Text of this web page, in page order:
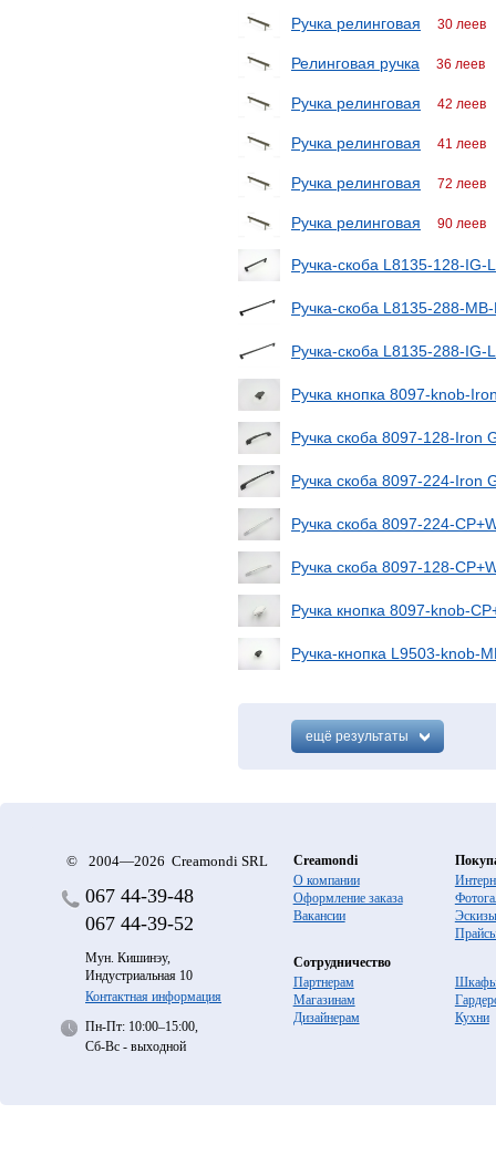
Ручка релинговая
30 леев
Релинговая ручка 36 леев
Ручка релинговая 42 леев
Ручка релинговая 41 леев
Ручка релинговая 72 леев
Ручка релинговая 90 леев
Ручка-скоба L8135-128-IG-
Ручка-скоба L8135-288-
Ручка-скоба L8135-288-IG-
Ручка кнопка 8097-knob-
Ручка скоба 8097-128-Iron
Ручка скоба 8097-224-Iron
Ручка скоба 8097-224-
Ручка скоба 8097-128-
Ручка кнопка 8097-knob-
Ручка-кнопка L9503-knob-
ещё результаты
© 2004—2026 Creamondi SRL
067 44-39-48
067 44-39-52
Мун. Кишинэу,
Индустриальная 10
Контактная информация
Пн-Пт: 10:00–15:00,
Сб-Вс - выходной
Creamondi
О компании
Оформление заказа
Вакансии
Эскизы
Сотрудничество
Партнерам
Магазинам
Дизайнерам
Кухни